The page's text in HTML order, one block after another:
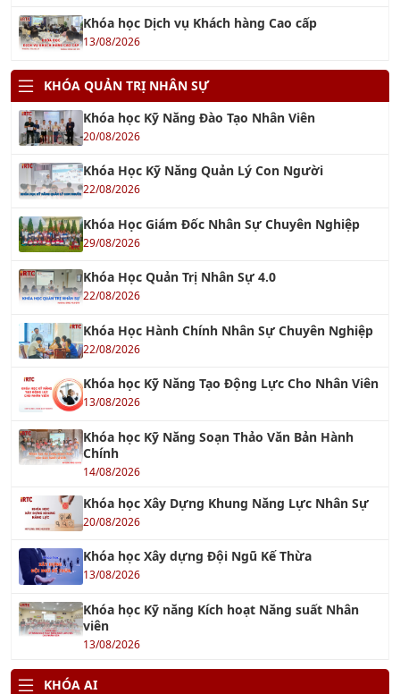
Khóa học Dịch vụ Khách hàng Cao cấp
13/08/2026
KHÓA QUẢN TRỊ NHÂN SỰ
Khóa học Kỹ Năng Đào Tạo Nhân Viên
20/08/2026
Khóa Học Kỹ Năng Quản Lý Con Người
22/08/2026
Khóa Học Giám Đốc Nhân Sự Chuyên Nghiệp
29/08/2026
Khóa Học Quản Trị Nhân Sự 4.0
22/08/2026
Khóa Học Hành Chính Nhân Sự Chuyên Nghiệp
22/08/2026
Khóa học Kỹ Năng Tạo Động Lực Cho Nhân Viên
13/08/2026
Khóa học Kỹ Năng Soạn Thảo Văn Bản Hành
Chính
14/08/2026
Khóa học Xây Dựng Khung Năng Lực Nhân Sự
20/08/2026
Khóa học Xây dựng Đội Ngũ Kế Thừa
13/08/2026
Khóa học Kỹ năng Kích hoạt Năng suất Nhân
viên
13/08/2026
KHÓA AI